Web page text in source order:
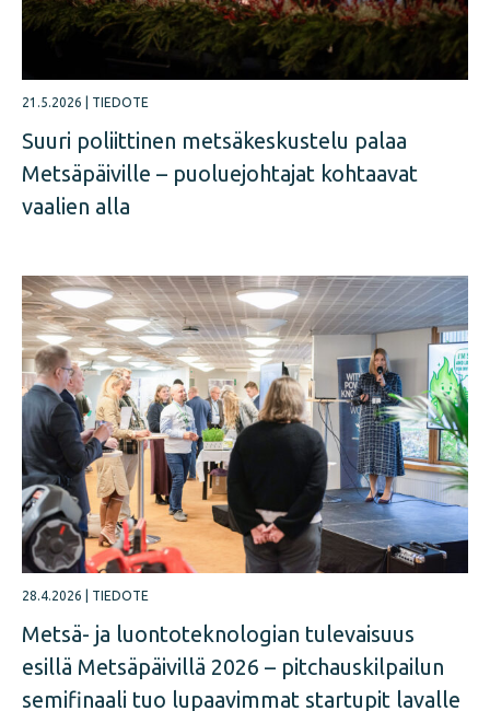
21.5.2026 TIEDOTE
Suuri poliittinen metsäkeskustelu palaa
Metsäpäiville – puoluejohtajat kohtaavat
vaalien alla
28.4.2026 TIEDOTE
Metsä- ja luontoteknologian tulevaisuus
esillä Metsäpäivillä 2026 – pitchauskilpailun
semifinaali tuo lupaavimmat startupit lavalle